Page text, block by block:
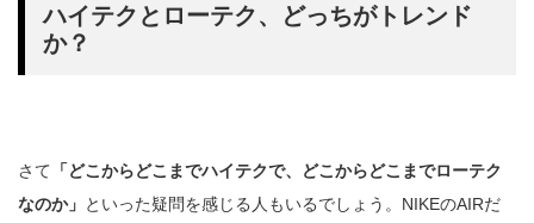
ハイテクとローテク、どっちがトレンド
か？
さて 「どこからどこまでハイテクで、どこからどこまでローテク
なのか」 といった疑問を感じる人もいるでしょう。NIKEのAIRだ